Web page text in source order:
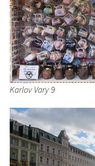
Karlov Vary 9